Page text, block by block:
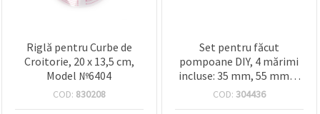
Riglă pentru Curbe de
Croitorie, 20 x 13,5 cm,
Model №6404
COD: 830208
Set pentru făcut
pompoane DIY, 4 mărimi
incluse: 35 mm, 55 mm, 7
mm, 9 mm
COD: 304436